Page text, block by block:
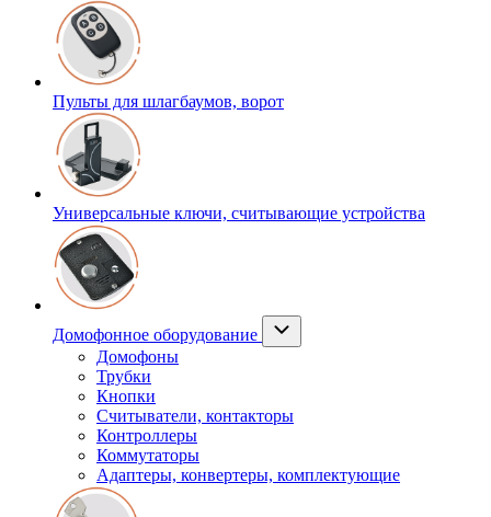
Пульты для шлагбаумов, ворот
Универсальные ключи, считывающие устройства
Домофонное оборудование
Домофоны
Трубки
Кнопки
Считыватели, контакторы
Контроллеры
Коммутаторы
Адаптеры, конвертеры, комплектующие